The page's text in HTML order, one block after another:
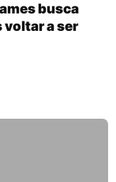
busca
voltar a ser